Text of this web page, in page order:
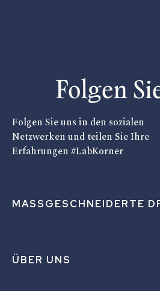
MASSGESCHNEIDERTE
ÜBER UNS
Folgen
Folgen Sie uns in den sozialen
Netzwerken und teilen Sie Ihre
Erfahrungen #LabKorner